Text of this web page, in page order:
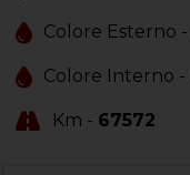
Colore Esterno -
Colore Interno -
Km - 67572